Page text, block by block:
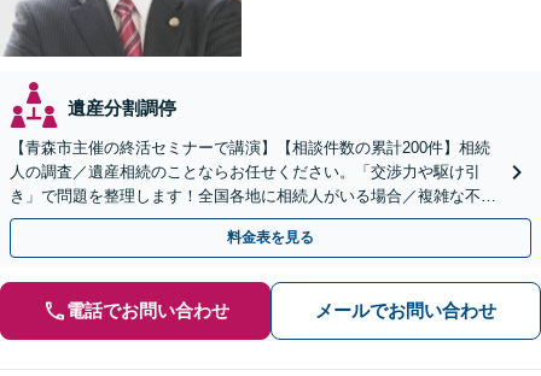
遺産分割調停
【青森市主催の終活セミナーで講演】【相談件数の累計200件】相続
人の調査／遺産相続のことならお任せください。「交渉力や駆け引
き」で問題を整理します！全国各地に相続人がいる場合／複雑な不動
産の相続にも対応【初回相談無料／当日・夜間可】
料金表を見る
電話でお問い合わせ メールでお問い合わせ